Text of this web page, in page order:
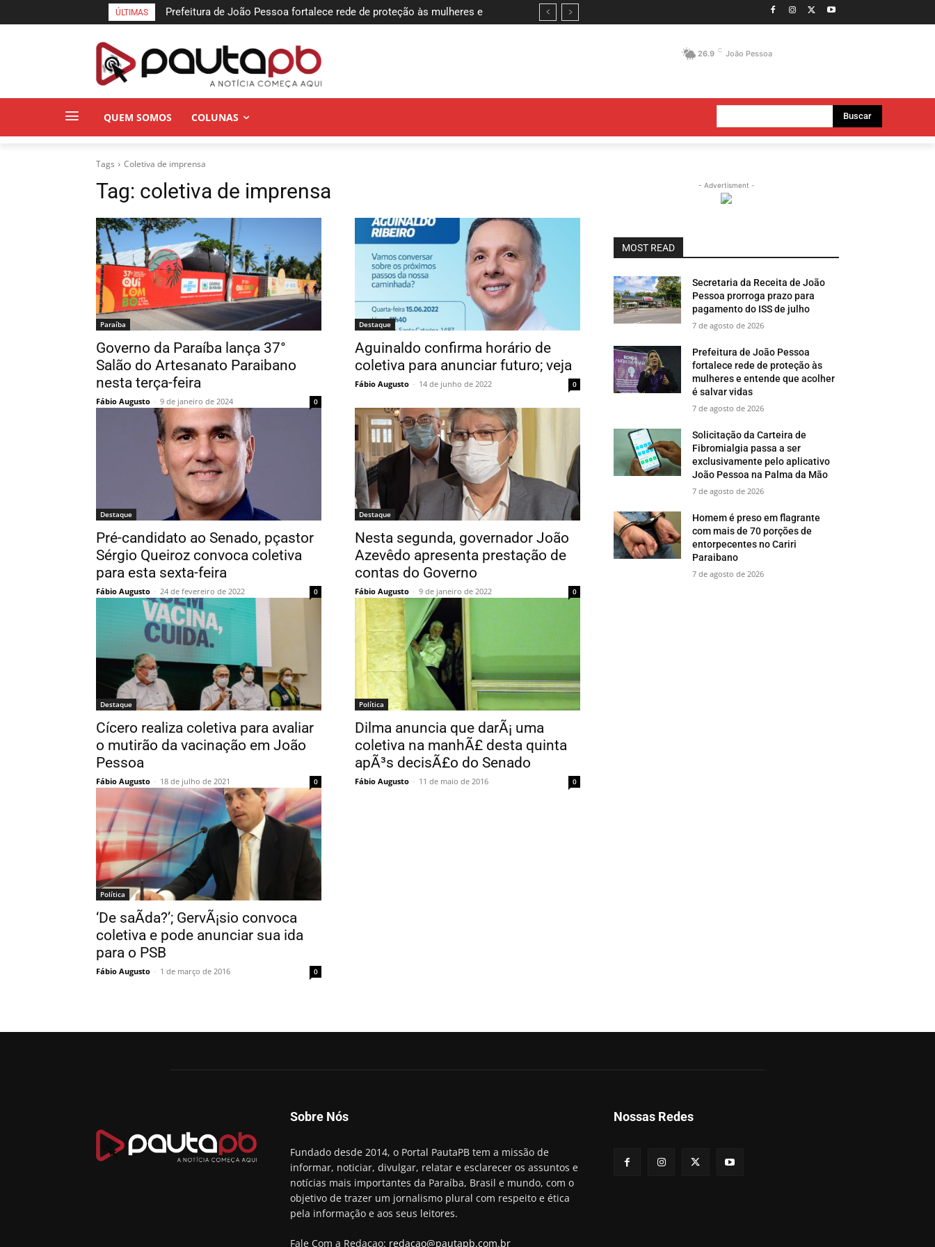
ÚLTIMAS
Prefeitura de João Pessoa fortalece rede de proteção às mulheres e
26.9 C João Pessoa
QUEM SOMOS COLUNAS Buscar
Tags Coletiva de imprensa
Tag: coletiva de imprensa
Paraí­ba
Governo da Paraíba lança 37°
Salão do Artesanato Paraibano
nesta terça-feira
Fábio Augusto - 9 de janeiro de 2024 0
Destaque
Aguinaldo confirma horário de
coletiva para anunciar futuro; veja
Fábio Augusto - 14 de junho de 2022 0
Destaque
Pré-candidato ao Senado, pçastor
Sérgio Queiroz convoca coletiva
para esta sexta-feira
Fábio Augusto - 24 de fevereiro de 2022 0
Destaque
Nesta segunda, governador João
Azevêdo apresenta prestação de
contas do Governo
Fábio Augusto - 9 de janeiro de 2022 0
Destaque
Cícero realiza coletiva para avaliar
o mutirão da vacinação em João
Pessoa
Fábio Augusto - 18 de julho de 2021 0
Política
Dilma anuncia que darÃ¡ uma
coletiva na manhÃ£ desta quinta
apÃ³s decisÃ£o do Senado
Fábio Augusto - 11 de maio de 2016 0
Política
‘De saÃ­da?’; GervÃ¡sio convoca
coletiva e pode anunciar sua ida
para o PSB
Fábio Augusto - 1 de março de 2016 0
- Advertisment -
MOST READ
Secretaria da Receita de João
Pessoa prorroga prazo para
pagamento do ISS de julho
7 de agosto de 2026
Prefeitura de João Pessoa
fortalece rede de proteção às
mulheres e entende que acolher
é salvar vidas
7 de agosto de 2026
Solicitação da Carteira de
Fibromialgia passa a ser
exclusivamente pelo aplicativo
João Pessoa na Palma da Mão
7 de agosto de 2026
Homem é preso em flagrante
com mais de 70 porções de
entorpecentes no Cariri
Paraibano
7 de agosto de 2026
Sobre Nós
Fundado desde 2014, o Portal PautaPB tem a missão de
informar, noticiar, divulgar, relatar e esclarecer os assuntos e
notícias mais importantes da Paraíba, Brasil e mundo, com o
objetivo de trazer um jornalismo plural com respeito e ética
pela informação e aos seus leitores.
Fale Com a Redaçao: redacao@pautapb.com.br
Nossas Redes